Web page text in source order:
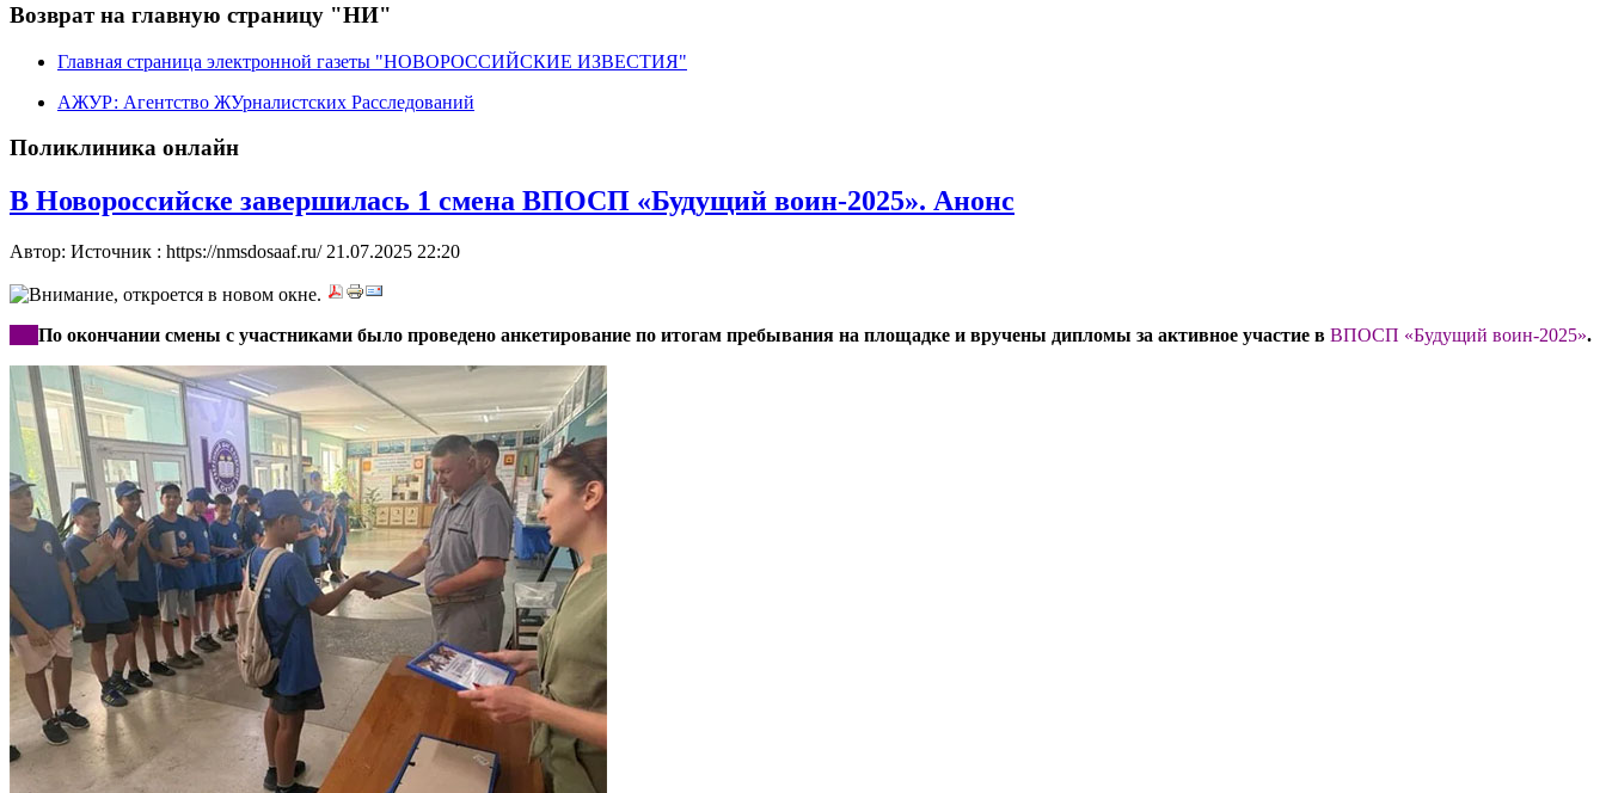
Возврат на главную страницу "НИ"
Главная страница электронной газеты "НОВОРОССИЙСКИЕ ИЗВЕСТИЯ"
АЖУР: Агентство ЖУрналистских Расследований
Поликлиника онлайн
В Новороссийске завершилась 1 смена ВПОСП «Будущий воин-2025». Анонс
Автор: Источник : https://nmsdosaaf.ru/ 21.07.2025 22:20
По окончании смены с участниками было проведено анкетирование по итогам пребывания на площадке и вручены дипломы за активное участие в ВПОСП «Будущий воин-2025».